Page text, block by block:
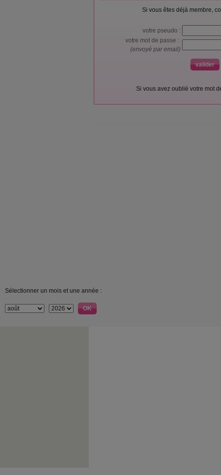
Si vous êtes déjà membre,
votre pseudo :
votre mot de passe :
(envoyé par email)
Si vous avez oublié votre mot
Sélectionner un mois et une année :